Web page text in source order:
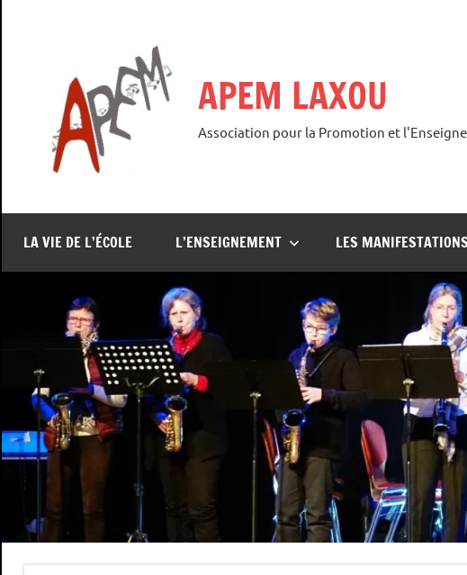
APEM LAXOU
Association pour la Promotion et
LA VIE DE L’ÉCOLE L’ENSEIGNEMENT LES MANIFESTATIONS